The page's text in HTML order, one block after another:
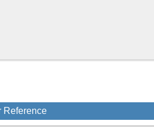
Reference